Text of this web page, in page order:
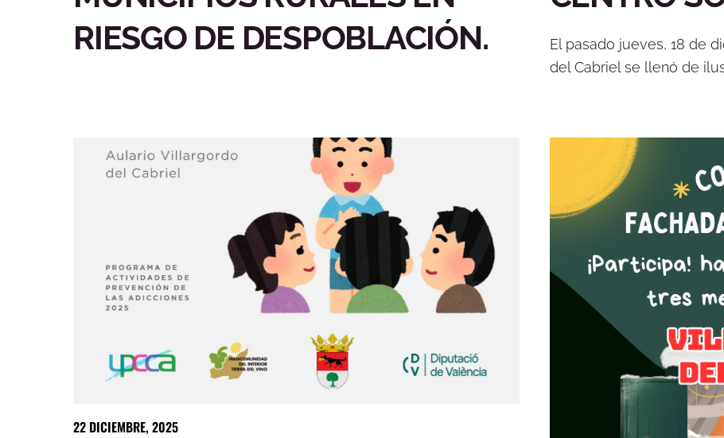
RIESGO DE DESPOBLACIÓN.
El pasado jueves, 18 de
del Cabriel se llenó de
22 DICIEMBRE, 2025